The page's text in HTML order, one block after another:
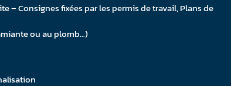
– Consignes fixées par les permis de travail, Plans de
ou au plomb…)